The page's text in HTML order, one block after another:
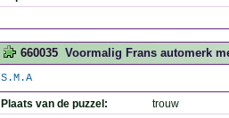
660035 Voormalig Frans automerk
S.M.A
Plaats van de puzzel:
trouw